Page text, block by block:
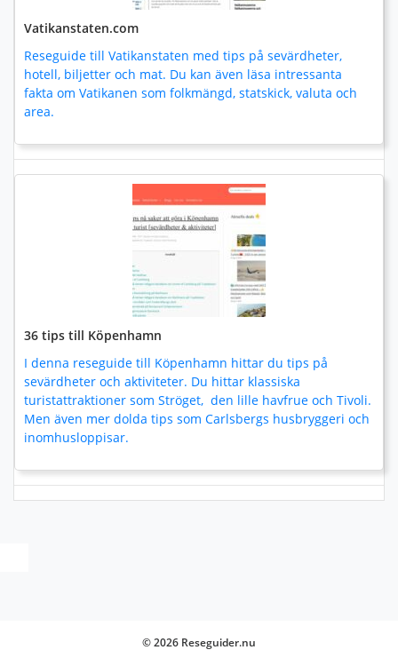
Vatikanstaten.com
Reseguide till Vatikanstaten med tips på sevärdheter,
hotell, biljetter och mat. Du kan även läsa intressanta
fakta om Vatikanen som folkmängd, statskick, valuta och
area.
36 tips till Köpenhamn
I denna reseguide till Köpenhamn hittar du tips på
sevärdheter och aktiviteter. Du hittar klassiska
turistattraktioner som Ströget, den lille havfrue och Tivoli.
Men även mer dolda tips som Carlsbergs husbryggeri och
inomhusloppisar.
© 2026 Reseguider.nu